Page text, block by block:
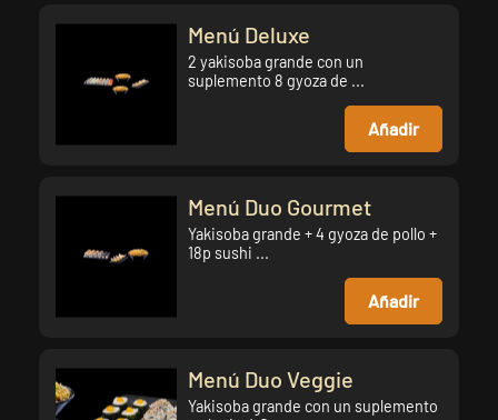
Menú Deluxe
2 yakisoba grande con un
suplemento 8 gyoza de ...
Añadir
Menú Duo Gourmet
Yakisoba grande + 4 gyoza de pollo +
18p sushi ...
Añadir
Menú Duo Veggie
Yakisoba grande con un suplemento